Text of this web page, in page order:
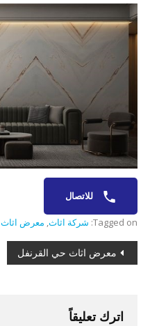
للاتصال
Tagged on: شركة اثاث, معرض اثاث
تصفّح
معرض اثاث حي القرنفل
اترك تعليقاً